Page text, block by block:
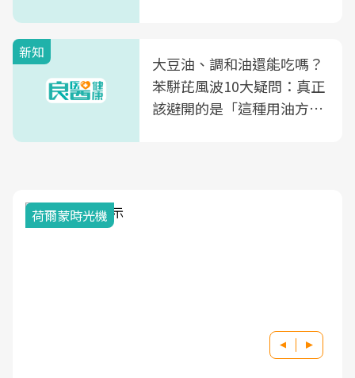
新知
大豆油、調和油還能吃嗎？
苯駢芘風波10大疑問：真正
該避開的是「這種用油方
荷爾蒙時光機